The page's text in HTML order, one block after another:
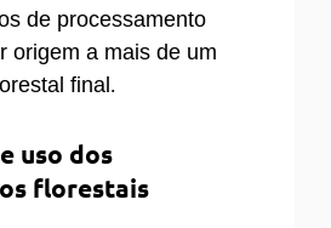
de processamento
origem a mais de um
final.
uso dos
florestais